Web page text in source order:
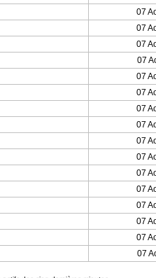
07
07
07
07
07
07
07
07
07
07
07
07
07
07
07
07